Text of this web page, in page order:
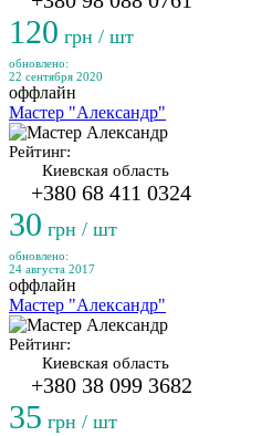
120 грн / шт
обновлено:
22 сентября 2020
оффлайн
Мастер "Александр"
Рейтинг:
Киевская область
+380 68 411 0324
30 грн / шт
обновлено:
24 августа 2017
оффлайн
Мастер "Александр"
Рейтинг:
Киевская область
+380 38 099 3682
35 грн / шт